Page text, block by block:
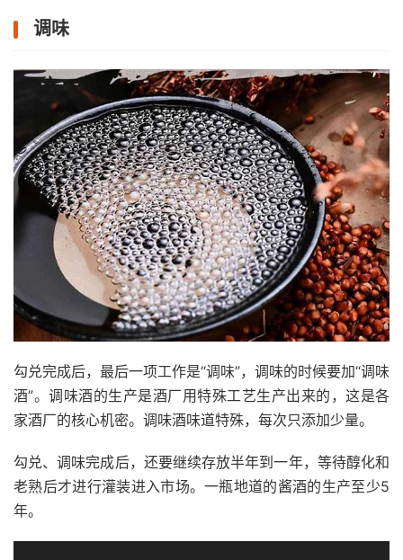
调味
勾兑完成后，最后一项工作是“调味”，调味的时候要加“调味
酒”。调味酒的生产是酒厂用特殊工艺生产出来的，这是各
家酒厂的核心机密。调味酒味道特殊，每次只添加少量。
勾兑、调味完成后，还要继续存放半年到一年，等待醇化和
老熟后才进行灌装进入市场。一瓶地道的酱酒的生产至少5
年。